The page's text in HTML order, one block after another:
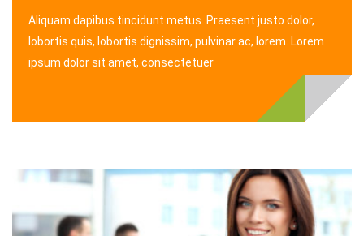
Aliquam dapibus tincidunt metus. Praesent justo dolor,
lobortis quis, lobortis dignissim, pulvinar ac, lorem. Lorem
ipsum dolor sit amet, consectetuer